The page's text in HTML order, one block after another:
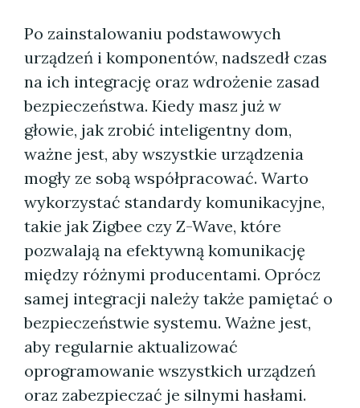
Po zainstalowaniu podstawowych
urządzeń i komponentów, nadszedł czas
na ich integrację oraz wdrożenie zasad
bezpieczeństwa. Kiedy masz już w
głowie, jak zrobić inteligentny dom,
ważne jest, aby wszystkie urządzenia
mogły ze sobą współpracować. Warto
wykorzystać standardy komunikacyjne,
takie jak Zigbee czy Z-Wave, które
pozwalają na efektywną komunikację
między różnymi producentami. Oprócz
samej integracji należy także pamiętać o
bezpieczeństwie systemu. Ważne jest,
aby regularnie aktualizować
oprogramowanie wszystkich urządzeń
oraz zabezpieczać je silnymi hasłami.